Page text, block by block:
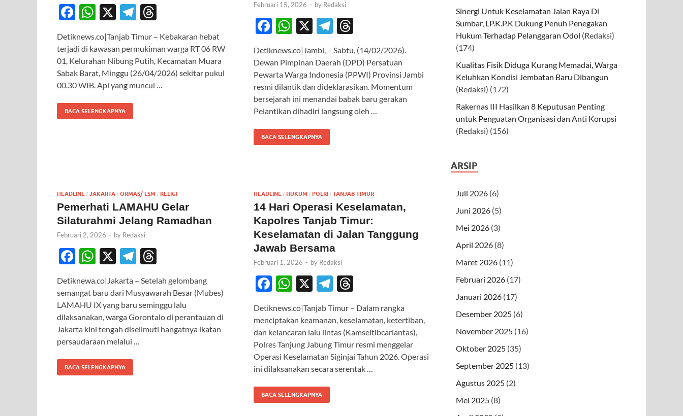
F
e
b
o
o
k
W
at
s
A
p
p
X
T
e
gr
a
m
e
a
ds
Detiknews.co|Tanjab Timur – Kebakaran hebat
terjadi di kawasan permukiman warga RT 06 RW
01, Kelurahan Nibung Putih, Kecamatan Muara
Sabak Barat, Minggu (26/04/2026) sekitar pukul
00.30 WIB. Api yang muncul …
BACA SELENGKAPNYA
Februari 15, 2026 - by Redaksi
F
e
b
o
o
W
at
s
A
p
X
T
e
gr
a
m
hr
e
a
ds
Detiknews.co|Jambi, – Sabtu, (14/02/2026).
Dewan Pimpinan Daerah (DPD) Persatuan
Pewarta Warga Indonesia (PPWI) Provinsi Jambi
resmi dilantik dan dideklarasikan. Momentum
bersejarah ini menandai babak baru gerakan
Pelantikan dihadiri langsung oleh …
BACA SELENGKAPNYA
HEADLINE / JAKARTA / ORMAS/ LSM / RELIGI
Pemerhati LAMAHU Gelar
Silaturahmi Jelang Ramadhan
Februari 2, 2026 - by Redaksi
F
e
b
o
o
W
at
s
A
p
X
T
e
gr
a
m
e
a
ds
Detiknewa.co|Jakarta – Setelah gelombang
semangat baru dari Musyawarah Besar (Mubes)
LAMAHU IX yang baru seminggu lalu
dilaksanakan, warga Gorontalo di perantauan di
Jakarta kini tengah diselimuti hangatnya ikatan
persaudaraan melalui …
BACA SELENGKAPNYA
HEADLINE / HUKUM / POLRI / TANJAB TIMUR
14 Hari Operasi Keselamatan,
Kapolres Tanjab Timur:
Keselamatan di Jalan Tanggung
Jawab Bersama
Februari 1, 2026 - by Redaksi
F
e
b
o
o
W
at
s
A
p
X
T
e
gr
a
m
e
a
ds
Detiknews.co|Tanjab Timur – Dalam rangka
menciptakan keamanan, keselamatan, ketertiban,
dan kelancaran lalu lintas (Kamseltibcarlantas),
Polres Tanjung Jabung Timur resmi menggelar
Operasi Keselamatan Siginjai Tahun 2026. Operasi
ini dilaksanakan secara serentak …
BACA SELENGKAPNYA
Sinergi Untuk Keselamatan Jalan Raya Di
Sumbar, LP.K.P.K Dukung Penuh Penegakan
Hukum Terhadap Pelanggaran Odol (Redaksi)
(174)
Kualitas Fisik Diduga Kurang Memadai, Warga
Keluhkan Kondisi Jembatan Baru Dibangun
(Redaksi) (172)
Rakernas III Hasilkan 8 Keputusan Penting
untuk Penguatan Organisasi dan Anti Korupsi
(Redaksi) (156)
ARSIP
Juli 2026 (6)
Juni 2026 (5)
Mei 2026 (3)
April 2026 (8)
Maret 2026 (11)
Februari 2026 (17)
Januari 2026 (17)
Desember 2025 (6)
November 2025 (16)
Oktober 2025 (35)
September 2025 (13)
Agustus 2025 (2)
Mei 2025 (8)